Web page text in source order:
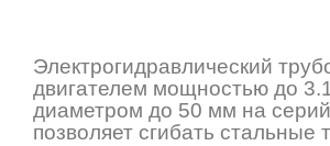
Электрогидравлический
двигателем мощностью до
диаметром до 50 мм на
позволяет сгибать